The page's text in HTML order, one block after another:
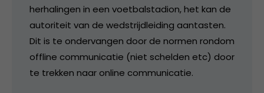
herhalingen in een voetbalstadion, het kan de
autoriteit van de wedstrijdleiding aantasten.
Dit is te ondervangen door de normen rondom
offline communicatie (niet schelden etc) door
te trekken naar online communicatie.